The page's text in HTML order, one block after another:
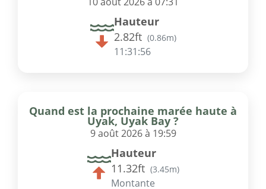
Hauteur
2.82ft (0.86m)
11:31:56
Quand est la prochaine marée haute à
Uyak, Uyak Bay ?
9 août 2026 à 19:59
Hauteur
11.32ft (3.45m)
Montante